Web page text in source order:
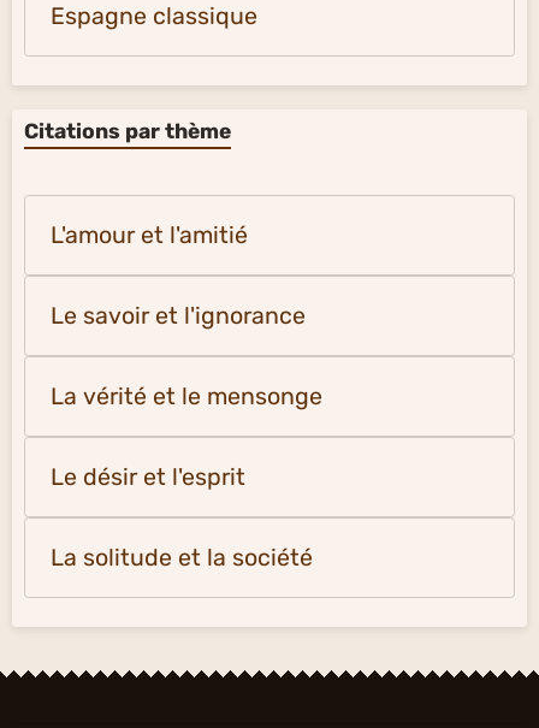
Espagne classique
Citations par thème
L'amour et l'amitié
Le savoir et l'ignorance
La vérité et le mensonge
Le désir et l'esprit
La solitude et la société